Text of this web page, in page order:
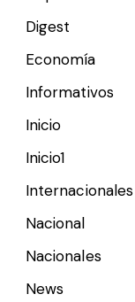
Digest
Economía
Informativos
Inicio
Inicio1
Internacionales
Nacional
Nacionales
News